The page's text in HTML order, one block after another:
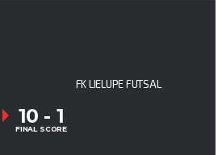
FK LIELUPE FUTSAL
10 - 1
FINAL SCORE